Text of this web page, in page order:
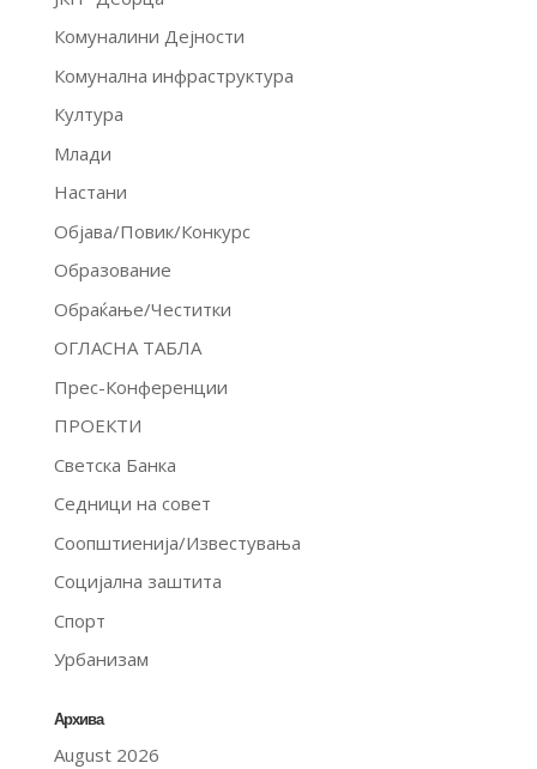
Комуналини Дејности
Комунална инфраструктура
Култура
Млади
Настани
Објава/Повик/Конкурс
Образование
Обраќање/Честитки
ОГЛАСНА ТАБЛА
Прес-Конференции
ПРОЕКТИ
Светска Банка
Седници на совет
Соопштиенија/Известувања
Социјална заштита
Спорт
Урбанизам
Архива
August 2026